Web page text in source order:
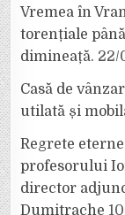
Vremea în
torențiale
dimineață. 22/
Casă de
utilată și
Regrete
profesorului
director
Dumitrache